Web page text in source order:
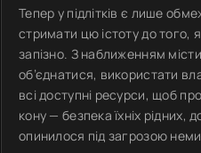
Тепер у підлітків є лише
стримати цю істоту до того,
запізно. З наближенням
об’єднатися, використати
всі доступні ресурси, щоб
кону — безпека їхніх рідних,
опинилося під загрозою